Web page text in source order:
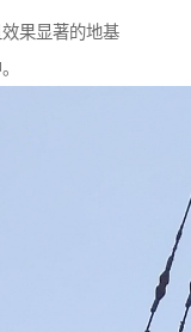
果显著的地基